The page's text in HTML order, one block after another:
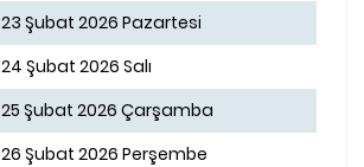
23 Şubat 2026 Pazartesi
24 Şubat 2026 Salı
25 Şubat 2026 Çarşamba
26 Şubat 2026 Perşembe